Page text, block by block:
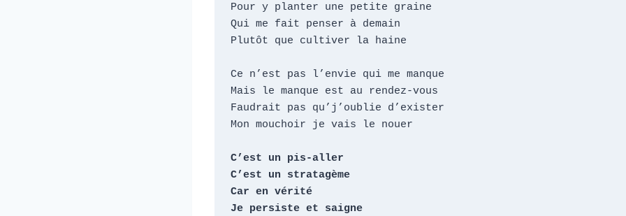
Pour y planter une petite graine
Qui me fait penser à demain
Plutôt que cultiver la haine
Ce n’est pas l’envie qui me manque
Mais le manque est au rendez-vous
Faudrait pas qu’j’oublie d’exister
Mon mouchoir je vais le nouer
C’est un pis-aller
C’est un stratagème
Car en vérité
Je persiste et saigne